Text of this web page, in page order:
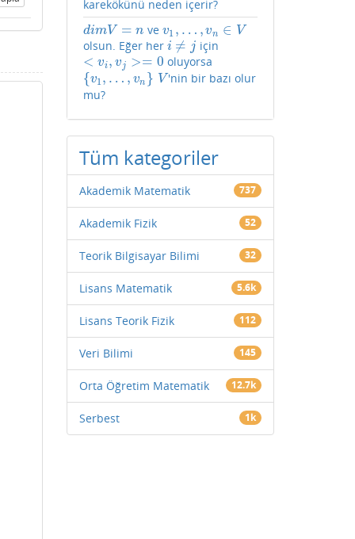
karekökünü neden içerir?
dimV = n
dimV=n ve v1 , … , vn ∈ V
v1 ,… v n ∈V
olsun. Eğer her i ≠ j
i≠j için
< vi, vj >= 0
<v i,vj>=0 oluyorsa
{v1 , … , vn }
{v1, …, v n } V
V 'nin bir bazı olur
mu?
Tüm kategoriler
Akademik Matematik 737
Akademik Fizik 52
Teorik Bilgisayar Bilimi 32
Lisans Matematik 5.6k
Lisans Teorik Fizik 112
Veri Bilimi 145
Orta Öğretim Matematik 12.7k
Serbest 1k